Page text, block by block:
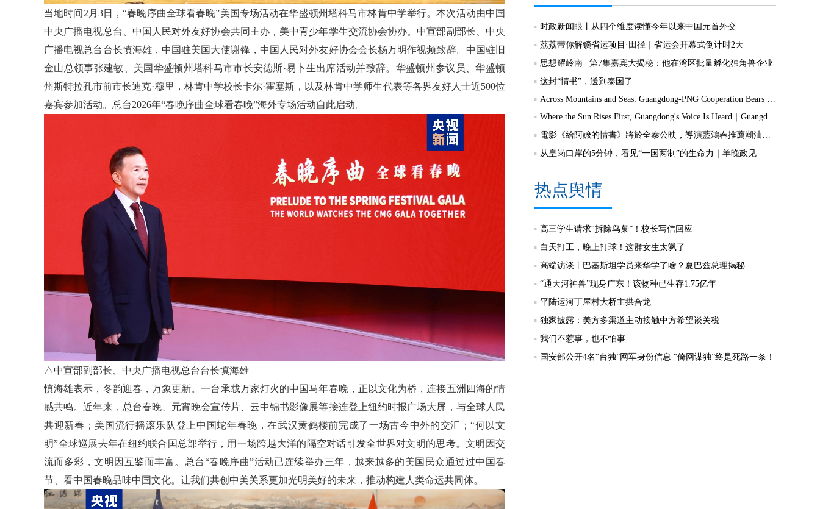
当地时间2月3日，“春晚序曲全球看春晚”美国专场活动在华盛顿州塔科马市林肯中学举行。本次活动由中国
中央广播电视总台、中国人民对外友好协会共同主办，美中青少年学生交流协会协办。中宣部副部长、中央
广播电视总台台长慎海雄，中国驻美国大使谢锋，中国人民对外友好协会会长杨万明作视频致辞。中国驻旧
金山总领事张建敏、美国华盛顿州塔科马市市长安德斯·易卜生出席活动并致辞。华盛顿州参议员、华盛顿
州斯特拉孔市前市长迪克·穆里，林肯中学校长卡尔·霍塞斯，以及林肯中学师生代表等各界友好人士近500位
嘉宾参加活动。总台2026年“春晚序曲全球看春晚”海外专场活动自此启动。
△中宣部副部长、中央广播电视总台台长慎海雄
慎海雄表示，冬韵迎春，万象更新。一台承载万家灯火的中国马年春晚，正以文化为桥，连接五洲四海的情
感共鸣。近年来，总台春晚、元宵晚会宣传片、云中锦书影像展等接连登上纽约时报广场大屏，与全球人民
共迎新春；美国流行摇滚乐队登上中国蛇年春晚，在武汉黄鹤楼前完成了一场古今中外的交汇；“何以文
明”全球巡展去年在纽约联合国总部举行，用一场跨越大洋的隔空对话引发全世界对文明的思考。文明因交
流而多彩，文明因互鉴而丰富。总台“春晚序曲”活动已连续举办三年，越来越多的美国民众通过过中国春
节、看中国春晚品味中国文化。让我们共创中美关系更加光明美好的未来，推动构建人类命运共同体。
时政新闻眼丨从四个维度读懂今年以来中国元首外交
荔荔带你解锁省运项目·田径｜省运会开幕式倒计时2天
思想耀岭南 | 第7集嘉宾大揭秘：他在湾区批量孵化独角兽企业
这封“情书”，送到泰国了
Across Mountains and Seas: Guangdong-PNG Cooperation Bears Fruit
Where the Sun Rises First, Guangdong's Voice Is Heard｜Guangdong media, Samoa MCIT sign deal to bring Canton Today to TV9
電影《給阿嬤的情書》將於全泰公映，導演藍鴻春推薦潮汕美景美食
从皇岗口岸的5分钟，看见“一国两制”的生命力｜羊晚政见
热点舆情
高三学生请求“拆除鸟巢”！校长写信回应
白天打工，晚上打球！这群女生太飒了
高端访谈丨巴基斯坦学员来华学了啥？夏巴兹总理揭秘
“通天河神兽”现身广东！该物种已生存1.75亿年
平陆运河丁屋村大桥主拱合龙
独家披露：美方多渠道主动接触中方希望谈关税
我们不惹事，也不怕事
国安部公开4名“台独”网军身份信息 “倚网谋独”终是死路一条！